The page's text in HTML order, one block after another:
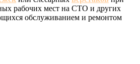
рабочих мест на СТО и других
обслуживанием и ремонтом